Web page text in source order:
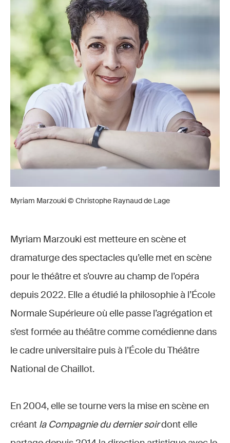
Myriam Marzouki © Christophe Raynaud de Lage
Myriam Marzouki est metteure en scène et
dramaturge des spectacles qu’elle met en scène
pour le théâtre et s’ouvre au champ de l’opéra
depuis 2022. Elle a étudié la philosophie à l’École
Normale Supérieure où elle passe l’agrégation et
s’est formée au théâtre comme comédienne dans
le cadre universitaire puis à l’École du Théâtre
National de Chaillot.
En 2004, elle se tourne vers la mise en scène en
créant la Compagnie du dernier soirdont elle